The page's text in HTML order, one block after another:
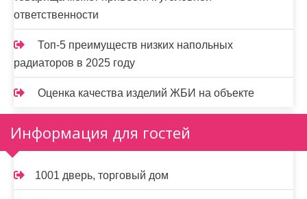
ответственности
Топ-5 преимуществ низких напольных
радиаторов в 2025 году
Оценка качества изделий ЖБИ на объекте
Информация для гостей
1001 дверь, торговый дом